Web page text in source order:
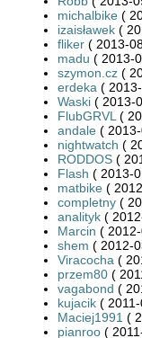
michalbike (
izaisławek (
fliker ( 2013-
madu ( 2013-
szymon.cz (
erdeka (
Waski ( 2013-
FlubGRVL (
andale (
nightwatch (
RODDOS (
Flash ( 2013-
matbike (
completny (
analityk (
Marcin (
shem ( 2012-
Viracocha (
przem80 (
vagabond (
kujacik (
Maciej1991 (
pianroo (